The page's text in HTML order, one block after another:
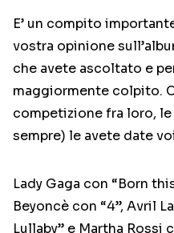
E’ un compito
vostra opinione
che avete ascoltato e
maggiormente colpito.
competizione fra loro,
sempre) le avete date
Lady Gaga con “Born
Beyoncè con “4”, Avril
Lullaby” e Martha Rossi